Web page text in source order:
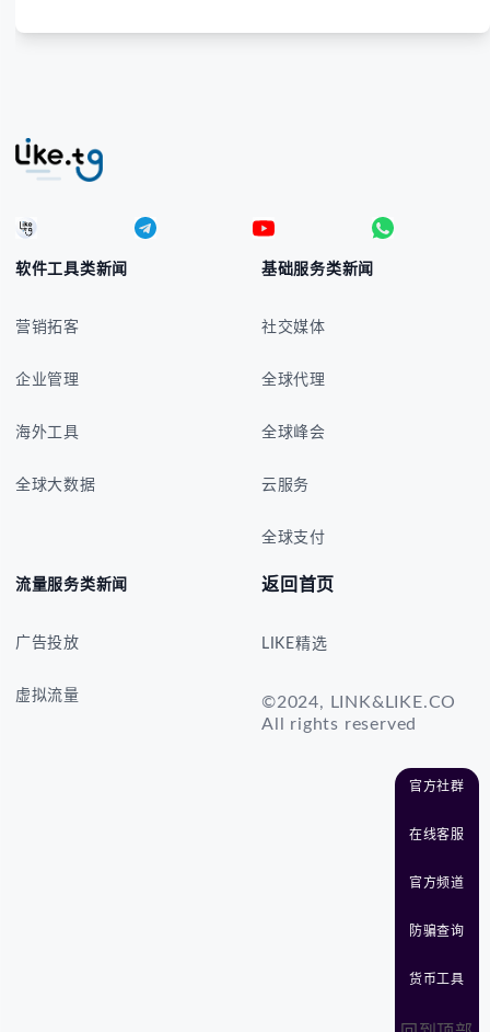
官方社群
在线客服
官方频道
防骗查询
货币工具
软件工具类新闻
营销拓客
企业管理
海外工具
全球大数据
基础服务类新闻
社交媒体
全球代理
全球峰会
云服务
全球支付
流量服务类新闻
广告投放
虚拟流量
返回首页
LIKE精选
©2024, LINK&LIKE.CO
All rights reserved